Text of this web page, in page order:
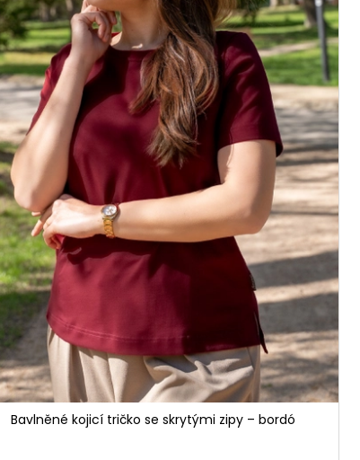
Bavlněné kojicí tričko se skrytými zipy – bordó